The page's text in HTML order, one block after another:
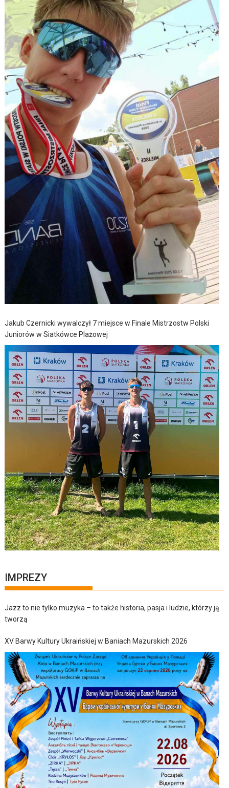
Jakub Czernicki wywalczył 7 miejsce w Finale Mistrzostw Polski
Juniorów w Siatkówce Plażowej
IMPREZY
Jazz to nie tylko muzyka – to także historia, pasja i ludzie, którzy ją
tworzą
XV Barwy Kultury Ukraińskiej w Baniach Mazurskich 2026